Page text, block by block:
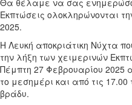
Θα θέλαμε να σας
Εκπτώσεις ολοκληρώνονται
2025.
Η Λευκή αποκριάτικη Νύχτα
την λήξη των χειμερινών
Πέμπτη 27 Φεβρουαρίου 2025
το μεσημέρι και από τις
βράδυ.